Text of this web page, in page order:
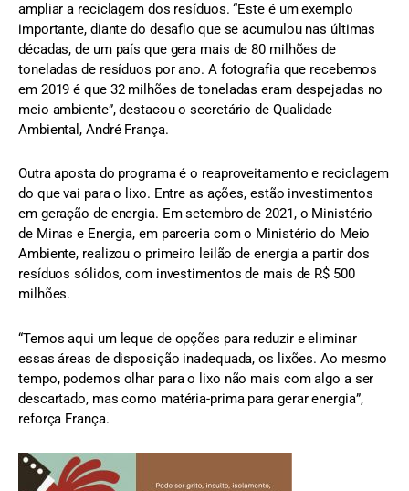
ampliar a reciclagem dos resíduos. “Este é um exemplo
importante, diante do desafio que se acumulou nas últimas
décadas, de um país que gera mais de 80 milhões de
toneladas de resíduos por ano. A fotografia que recebemos
em 2019 é que 32 milhões de toneladas eram despejadas no
meio ambiente”, destacou o secretário de Qualidade
Ambiental, André França.
Outra aposta do programa é o reaproveitamento e reciclagem
do que vai para o lixo. Entre as ações, estão investimentos
em geração de energia. Em setembro de 2021, o Ministério
de Minas e Energia, em parceria com o Ministério do Meio
Ambiente, realizou o primeiro leilão de energia a partir dos
resíduos sólidos, com investimentos de mais de R$ 500
milhões.
“Temos aqui um leque de opções para reduzir e eliminar
essas áreas de disposição inadequada, os lixões. Ao mesmo
tempo, podemos olhar para o lixo não mais com algo a ser
descartado, mas como matéria-prima para gerar energia”,
reforça França.